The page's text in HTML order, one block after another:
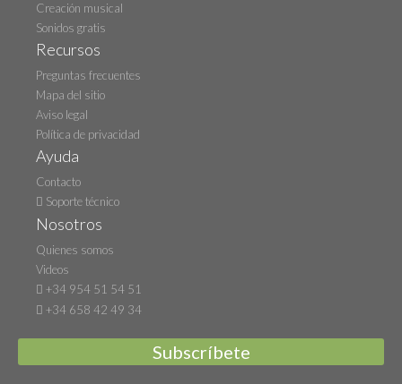
Creación musical
Sonidos gratis
Recursos
Preguntas frecuentes
Mapa del sitio
Aviso legal
Política de privacidad
Ayuda
Contacto
Soporte técnico
Nosotros
Quienes somos
Videos
+34 954 51 54 51
+34 658 42 49 34
Subscríbete